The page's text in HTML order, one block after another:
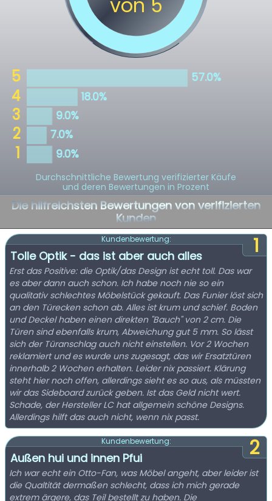
Durchschnittliche Bewertung verifizierter Käufe
und deren Bewertungen in Prozent
Die hilfreichsten Bewertungen von verifizierten
Kunden
1
Kundenbewertung:
Tolle Optik - das ist aber auch alles
Erst das Positive: die Optik/das Design ist echt toll. Das war
es aber dann auch schon. Ich habe noch nie so ein
qualitativ schlechtes Möbelstück gekauft. Das Funier löst sich
an den Türecken schon ab. Alles ist krum und schief. Boden
und Deckel haben einen direkten "Bauch" von 2 cm. Die
Türen sind ebenfalls krum, Abweichung gut 5 mm. So lässt
sich der Türanschlag auch nicht einstellen. Vor 2 Wochen
reklamiert und es wurde uns zugesagt, das wir Ersatztüren
innerhalb 2 Wochen erhalten. Leider nix passiert. Klärung
steht hier noch offen, allerdings sieht es so aus, als müssten
wir das Sideboard zurück geben. Ist das Geld nicht wert.
Schade, der Hersteller LC hat allgemein schöne Designs.
Allerdings hilft das auch nicht, wenn nix passt.
2
Kundenbewertung:
Außen hui und innen Pfui
Ich war echt ein Otto-Fan, was Möbel angeht, aber leider ist
die Qualtität dermaßen schlecht, dass ich mich gerade
extrem ärgere, das Teil bestellt zu haben. Die